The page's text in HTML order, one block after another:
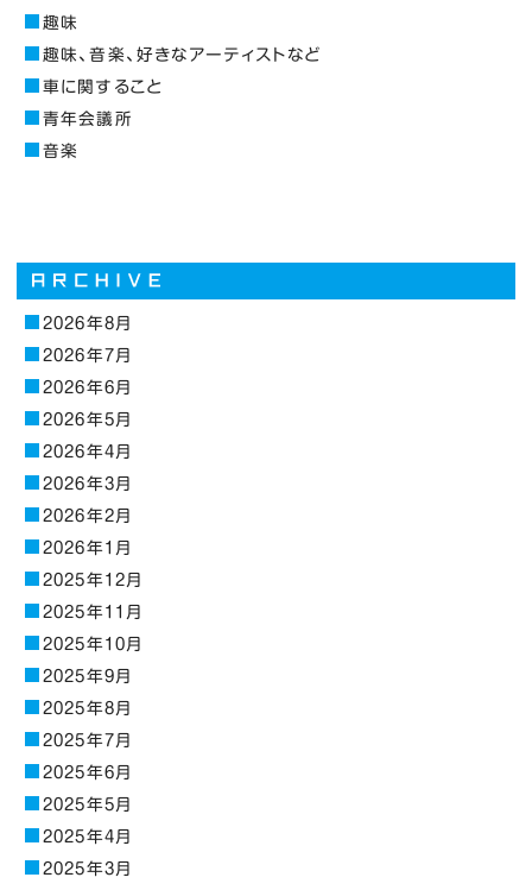
趣味
趣味、音楽、好きなアーティストなど
車に関すること
青年会議所
音楽
2026年8月
2026年7月
2026年6月
2026年5月
2026年4月
2026年3月
2026年2月
2026年1月
2025年12月
2025年11月
2025年10月
2025年9月
2025年8月
2025年7月
2025年6月
2025年5月
2025年4月
2025年3月